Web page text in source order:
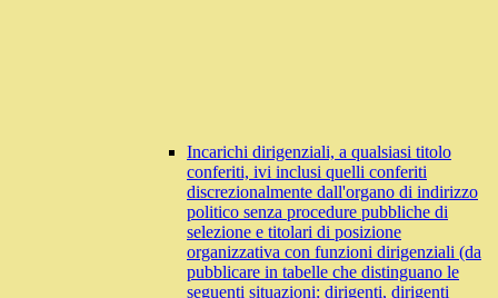
Incarichi dirigenziali, a qualsiasi titolo
conferiti, ivi inclusi quelli conferiti
discrezionalmente dall'organo di indirizzo
politico senza procedure pubbliche di
selezione e titolari di posizione
organizzativa con funzioni dirigenziali (da
pubblicare in tabelle che distinguano le
seguenti situazioni: dirigenti, dirigenti